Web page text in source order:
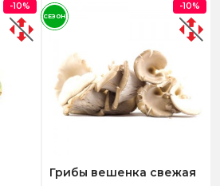
-10%
Грибы вешенка свежая
-10%
СЕЗОН